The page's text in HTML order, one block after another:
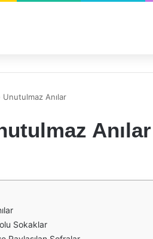
Unutulmaz Anılar
Anılar
Sokaklar